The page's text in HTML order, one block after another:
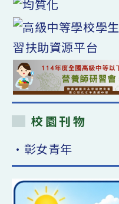
校園刊物
•彰女青年